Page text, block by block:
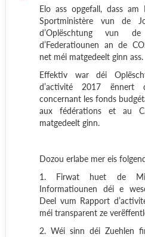
Elo ass opgefall, dass am
Sportministère vun de
d’Oplëschtung vun
d’Federatiounen an de
net méi matgedeelt ginn ass.
Effektiv war déi
d’activité 2017 ënnert
concernant les fonds
aux fédérations et au
matgedeelt ginn.
Dozou erlabe mer eis
1. Firwat huet de
Informatiounen déi e
Deel vum Rapport
méi transparent ze
2. Wéi sinn déi Zuehlen fir